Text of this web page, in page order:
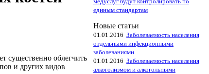
существенно облегчить
и других видов
единым стандартам
Новые статьи
01.01.2016 Заболеваемость населения
отдельными инфекционными
заболеваниями
01.01.2016 Заболеваемость населения
алкоголизмом и алкогольными